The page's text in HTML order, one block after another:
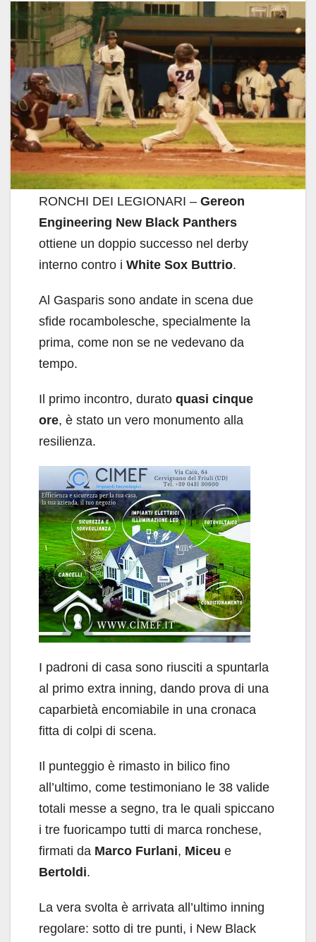
c
e
b
o
o
k
at
s
A
p
p
k
e
dI
n
ail n
di
vi
di
RONCHI DEI LEGIONARI – Gereon
Engineering New Black Panthers
ottiene un doppio successo nel derby
interno contro i White Sox Buttrio.
Al Gasparis sono andate in scena due
sfide rocambolesche, specialmente la
prima, come non se ne vedevano da
tempo.
Il primo incontro, durato quasi cinque
ore, è stato un vero monumento alla
resilienza.
I padroni di casa sono riusciti a spuntarla
al primo extra inning, dando prova di una
caparbietà encomiabile in una cronaca
fitta di colpi di scena.
Il punteggio è rimasto in bilico fino
all’ultimo, come testimoniano le 38 valide
totali messe a segno, tra le quali spiccano
i tre fuoricampo tutti di marca ronchese,
firmati da Marco Furlani, Miceu e
Bertoldi.
La vera svolta è arrivata all’ultimo inning
regolare: sotto di tre punti, i New Black